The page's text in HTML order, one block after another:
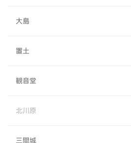
大島
置土
観音堂
北川原
三間城